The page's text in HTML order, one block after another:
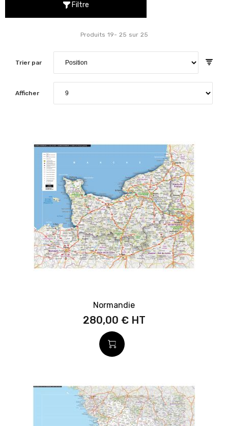
Filtre
Trier par
Produits 19- 25 sur 25
Afficher
Normandie
280,00 €